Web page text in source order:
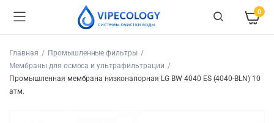
0
Главная
Промышленные фильтры
Мембраны для осмоса и ультрафильтрации
Промышленная мембрана низконапорная LG BW 4040 ES (4040-BLN) 10
атм.